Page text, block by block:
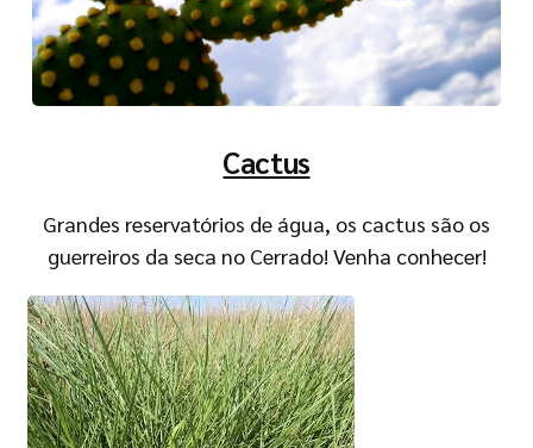
Cactus
Grandes reservatórios de água, os cactus são os
guerreiros da seca no Cerrado! Venha conhecer!